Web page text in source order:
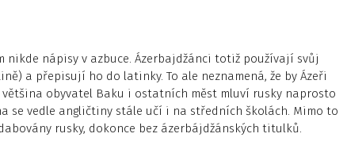
nikde nápisy v azbuce. Ázerbajdžánci totiž používají svůj
a přepisují ho do latinky. To ale neznamená, že by Ázeři
obyvatel Baku i ostatních měst mluví rusky naprosto
se vedle angličtiny stále učí i na středních školách. Mimo to
rusky, dokonce bez ázerbájdžánských titulků.